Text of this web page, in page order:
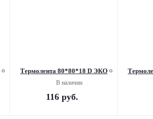
Термолента 80*80*18 D ЭКО
В наличии
116 руб.